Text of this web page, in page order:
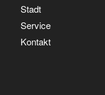
Stadt
Service
Kontakt